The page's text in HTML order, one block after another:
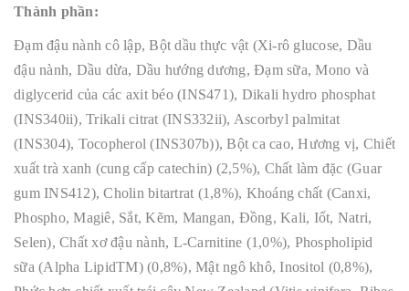
Thành phần:
Đạm đậu nành cô lập, Bột dầu thực vật (Xi-rô glucose, Dầu
đậu nành, Dầu dừa, Dầu hướng dương, Đạm sữa, Mono và
diglycerid của các axit béo (INS471), Dikali hydro phosphat
(INS340ii), Trikali citrat (INS332ii), Ascorbyl palmitat
(INS304), Tocopherol (INS307b)), Bột ca cao, Hương vị, Chiết
xuất trà xanh (cung cấp catechin) (2,5%), Chất làm đặc (Guar
gum INS412), Cholin bitartrat (1,8%), Khoáng chất (Canxi,
Phospho, Magiê, Sắt, Kẽm, Mangan, Đồng, Kali, Iốt, Natri,
Selen), Chất xơ đậu nành, L-Carnitine (1,0%), Phospholipid
sữa (Alpha LipidTM) (0,8%), Mật ngô khô, Inositol (0,8%),